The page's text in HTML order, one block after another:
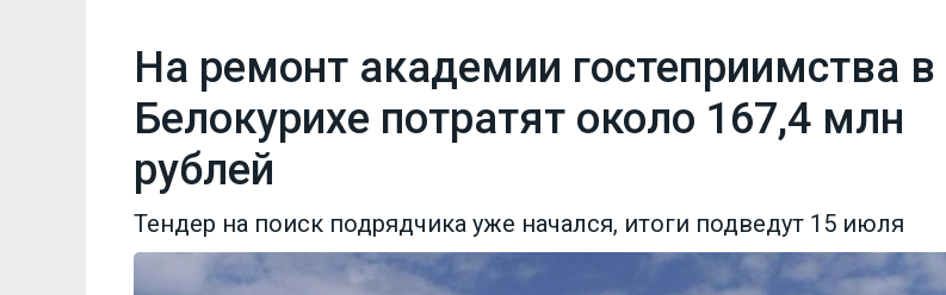
На ремонт академии гостеприимства в
Белокурихе потратят около 167,4 млн
рублей
Тендер на поиск подрядчика уже начался, итоги подведут 15 июля